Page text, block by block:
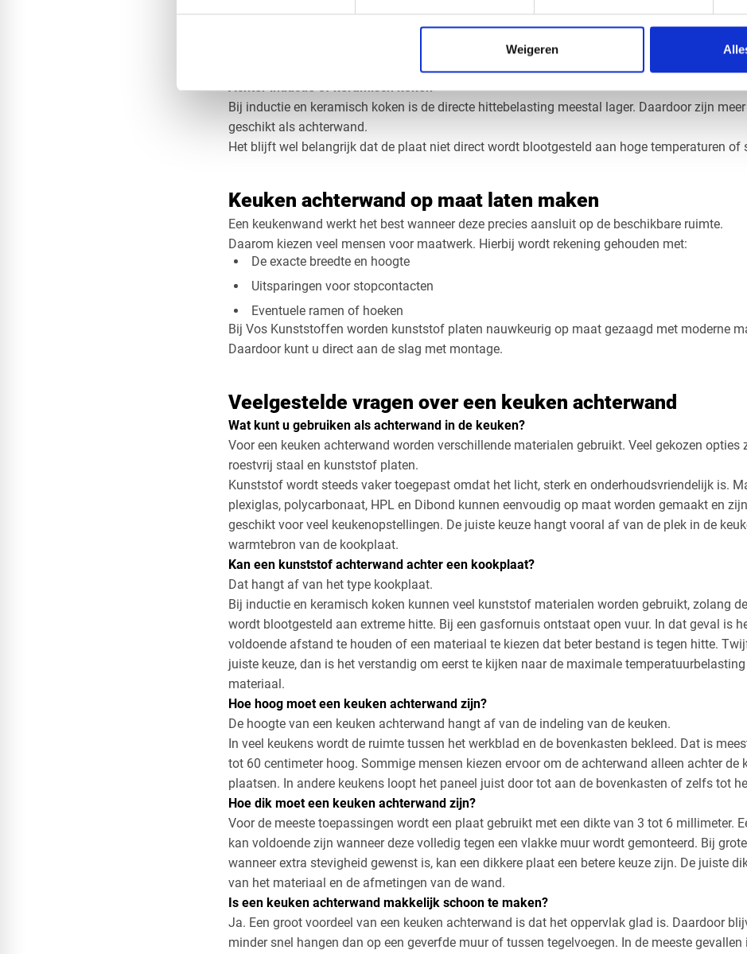
Weigeren
​Bij een gasfornuis ontstaat open vuur. Niet alle kunststof platen zijn daarvoor geschikt.
​In veel gevallen wordt geadviseerd om achter een gasfornuis een hittebestendig materiaal te
Achter inductie of keramisch koken
Bij inductie en keramisch koken is de directe hittebelasting meestal lager. Daardoor zijn
geschikt als achterwand.
​Het blijft wel belangrijk dat de plaat niet direct wordt blootgesteld aan hoge temperaturen of
Keuken achterwand op maat laten maken
Een keukenwand werkt het best wanneer deze precies aansluit op de beschikbare ruimte.
Daarom kiezen veel mensen voor maatwerk. Hierbij wordt rekening gehouden met:
De exacte breedte en hoogte
Uitsparingen voor stopcontacten
Eventuele ramen of hoeken
Bij Vos Kunststoffen worden kunststof platen nauwkeurig op maat gezaagd met moderne
Daardoor kunt u direct aan de slag met montage.
Veelgestelde vragen over een keuken achterwand
Wat kunt u gebruiken als achterwand in de keuken?
Voor een keuken achterwand worden verschillende materialen gebruikt. Veel gekozen opties
roestvrij staal en kunststof platen.
​Kunststof wordt steeds vaker toegepast omdat het licht, sterk en onderhoudsvriendelijk is.
plexiglas, polycarbonaat, HPL en Dibond kunnen eenvoudig op maat worden gemaakt en
geschikt voor veel keukenopstellingen. De juiste keuze hangt vooral af van de plek in de
warmtebron van de kookplaat.
Kan een kunststof achterwand achter een kookplaat?
Dat hangt af van het type kookplaat.
​Bij inductie en keramisch koken kunnen veel kunststof materialen worden gebruikt, zolang
wordt blootgesteld aan extreme hitte. Bij een gasfornuis ontstaat open vuur. In dat geval is
voldoende afstand te houden of een materiaal te kiezen dat beter bestand is tegen hitte.
juiste keuze, dan is het verstandig om eerst te kijken naar de maximale
materiaal.
Hoe hoog moet een keuken achterwand zijn?
De hoogte van een keuken achterwand hangt af van de indeling van de keuken.
​In veel keukens wordt de ruimte tussen het werkblad en de bovenkasten bekleed. Dat is
tot 60 centimeter hoog. Sommige mensen kiezen ervoor om de achterwand alleen achter de
plaatsen. In andere keukens loopt het paneel juist door tot aan de bovenkasten of zelfs tot
Hoe dik moet een keuken achterwand zijn?
Voor de meeste toepassingen wordt een plaat gebruikt met een dikte van 3 tot 6 millimeter.
kan voldoende zijn wanneer deze volledig tegen een vlakke muur wordt gemonteerd. Bij
wanneer extra stevigheid gewenst is, kan een dikkere plaat een betere keuze zijn. De juiste
van het materiaal en de afmetingen van de wand.
Is een keuken achterwand makkelijk schoon te maken?
Ja. Een groot voordeel van een keuken achterwand is dat het oppervlak glad is. Daardoor
minder snel hangen dan op een geverfde muur of tussen tegelvoegen. In de meeste